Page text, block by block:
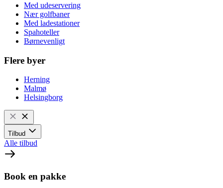
Med udeservering
Nær golfbaner
Med ladestationer
Spahoteller
Børnevenligt
Flere byer
Herning
Malmø
Helsingborg
Tilbud
Alle tilbud
Book en pakke